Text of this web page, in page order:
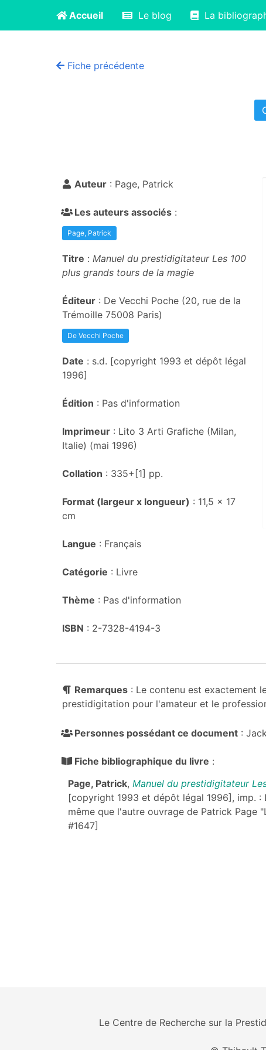
Accueil Le blog La
Fiche précédente
Auteur : Page, Patrick
Les auteurs associés :
Page, Patrick
Titre : Manuel du prestidigitateur Les 100
plus grands tours de la magie
Éditeur : De Vecchi Poche (20, rue de la
Trémoille 75008 Paris)
De Vecchi Poche
Date : s.d. [copyright 1993 et dépôt légal
1996]
Édition : Pas d'information
Imprimeur : Lito 3 Arti Grafiche (Milan,
Italie) (mai 1996)
Collation : 335+[1] pp.
Format (largeur x longueur) : 11,5 x 17
cm
Langue : Français
Catégorie : Livre
Thème : Pas d'information
ISBN : 2-7328-4194-3
Remarques : Le contenu est exactement
prestidigitation pour l'amateur et le
Personnes possédant ce document :
Fiche bibliographique du livre :
Page, Patrick, Manuel du prestidigitateur
[copyright 1993 et dépôt légal 1996], imp. :
même que l'autre ouvrage de Patrick
#1647]
Le Centre de Recherche sur la